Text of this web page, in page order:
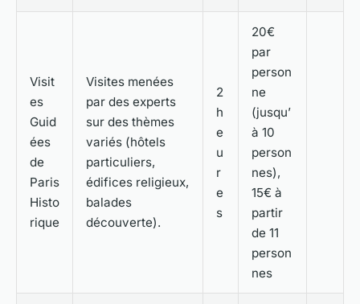
Visit
es
Guid
ées
de
Paris
Histo
rique
Visites menées
par des experts
sur des thèmes
variés (hôtels
particuliers,
édifices religieux,
balades
découverte).
2
h
e
u
r
e
s
20€
par
person
ne
(jusqu’
à 10
person
nes),
15€ à
partir
de 11
person
nes